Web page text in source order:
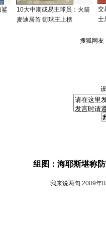
10大中期或易主球员：火箭
麦迪居首 街球王上榜
交
士
组图：海耶斯堪称
我来说两句 2009年